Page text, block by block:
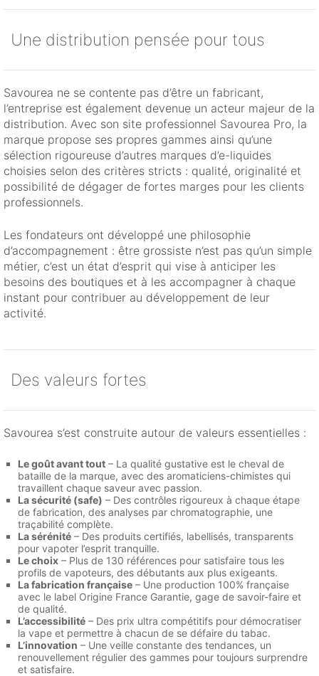
Une distribution pensée pour tous
Savourea ne se contente pas d’être un fabricant,
l’entreprise est également devenue un acteur majeur de la
distribution. Avec son site professionnel Savourea Pro, la
marque propose ses propres gammes ainsi qu’une
sélection rigoureuse d’autres marques d’e-liquides
choisies selon des critères stricts : qualité, originalité et
possibilité de dégager de fortes marges pour les clients
professionnels.
Les fondateurs ont développé une philosophie
d’accompagnement : être grossiste n’est pas qu’un simple
métier, c’est un état d’esprit qui vise à anticiper les
besoins des boutiques et à les accompagner à chaque
instant pour contribuer au développement de leur
activité.
Des valeurs fortes
Savourea s’est construite autour de valeurs essentielles :
Le goût avant tout – La qualité gustative est le cheval de
bataille de la marque, avec des aromaticiens-chimistes qui
travaillent chaque saveur avec passion.
La sécurité (safe) – Des contrôles rigoureux à chaque étape
de fabrication, des analyses par chromatographie, une
traçabilité complète.
La sérénité – Des produits certifiés, labellisés, transparents
pour vapoter l’esprit tranquille.
Le choix – Plus de 130 références pour satisfaire tous les
profils de vapoteurs, des débutants aux plus exigeants.
La fabrication française – Une production 100% française
avec le label Origine France Garantie, gage de savoir-faire et
de qualité.
L’accessibilité – Des prix ultra compétitifs pour démocratiser
la vape et permettre à chacun de se défaire du tabac.
L’innovation – Une veille constante des tendances, un
renouvellement régulier des gammes pour toujours surprendre
et satisfaire.